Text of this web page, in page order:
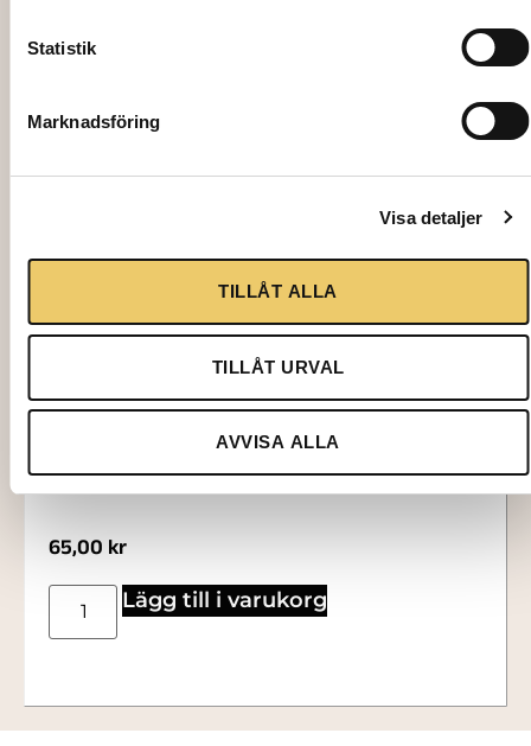
Statistik
Marknadsföring
Visa detaljer
TILLÅT ALLA
TILLÅT URVAL
AVVISA ALLA
BORD, vit plast 183×76 cm
65,00 kr
Lägg till i varukorg